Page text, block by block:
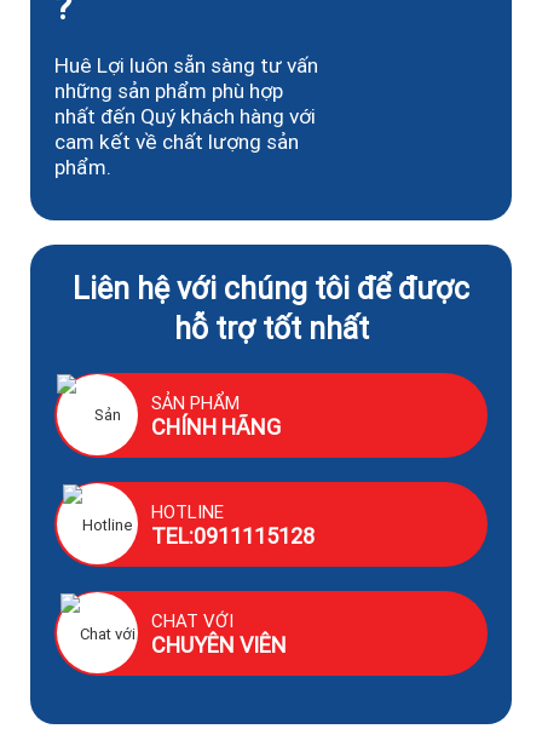
Huê Lợi luôn sẵn sàng tư vấn
những sản phẩm phù hợp
nhất đến Quý khách hàng với
cam kết về chất lượng sản
phẩm.
Liên hệ với chúng tôi để được
hỗ trợ tốt nhất
SẢN PHẨM
CHÍNH HÃNG
HOTLINE
TEL:0911115128
CHAT VỚI
CHUYÊN VIÊN